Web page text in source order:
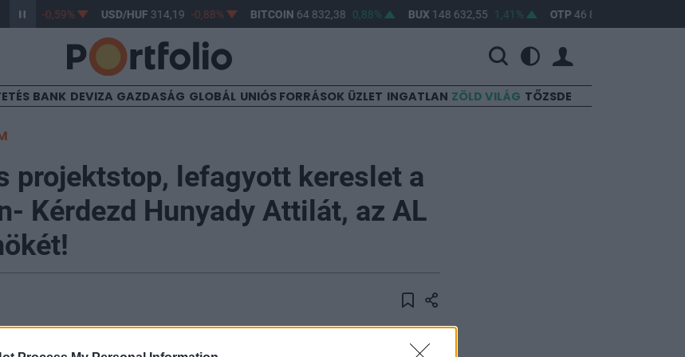
363,24 -0,59% USD/HUF314,19 -0,88% BITCOIN64 832,38 0,88% BUX148 632,55 1,41% OTP 46 890
BANK DEVIZA GAZDASÁG GLOBÁL UNIÓS FORRÁSOK ÜZLET INGATLAN ZÖLD VILÁG TŐZSDE
projektstop, lefagyott kereslet a
Kérdezd Hunyady Attilát, az AL
alig több mint feleannyi új lakást értékesítettek Budapesten,